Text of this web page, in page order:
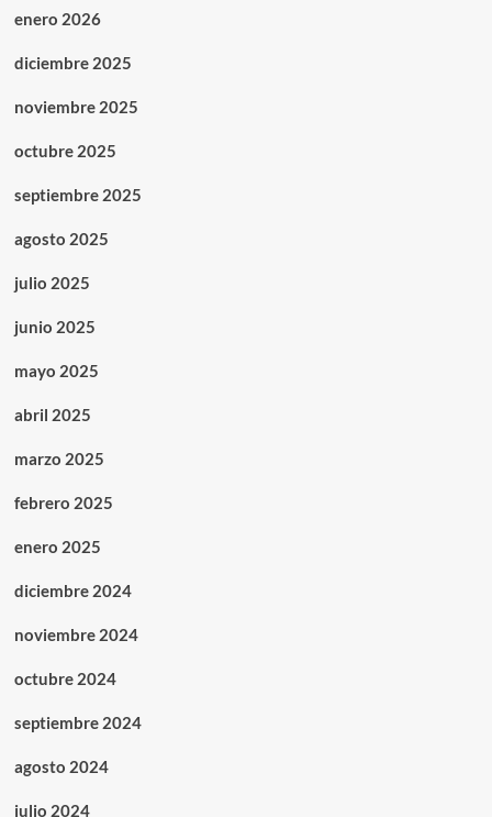
enero 2026
diciembre 2025
noviembre 2025
octubre 2025
septiembre 2025
agosto 2025
julio 2025
junio 2025
mayo 2025
abril 2025
marzo 2025
febrero 2025
enero 2025
diciembre 2024
noviembre 2024
octubre 2024
septiembre 2024
agosto 2024
julio 2024